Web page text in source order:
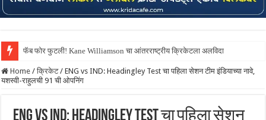
फॅब फोर फुटली! Kane Williamson चा आंतरराष्ट्रीय क्रिकेटला अलविदा
Home / क्रिकेट / ENG vs IND: Headingley Test चा पहिला सेशन टीम इंडियाच्या नावे,
यशस्वी-राहुलची 91 ची ओपनिंग
ENG vs IND: Headingley Test चा पहिला सेशन